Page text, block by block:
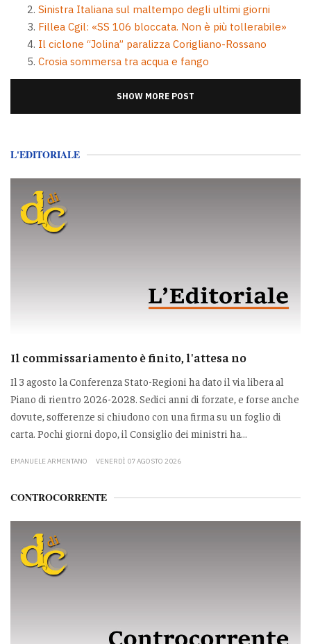
Sinistra Italiana sul maltempo degli ultimi giorni
Fillea Cgil: «SS 106 bloccata. Non è più tollerabile»
Il ciclone “Jolina” paralizza Corigliano-Rossano
Crosia sommersa tra acqua e fango
SHOW MORE POST
L'EDITORIALE
Il commissariamento è finito, l'attesa no
Il 3 agosto la Conferenza Stato-Regioni ha dato il via libera al
Piano di rientro 2026-2028. Sedici anni di forzate, e forse anche
dovute, sofferenze si chiudono con una firma su un foglio di
carta. Pochi giorni dopo, il Consiglio dei ministri ha...
EMANUELE ARMENTANO VENERDÌ 07 AGOSTO 2026
CONTROCORRENTE